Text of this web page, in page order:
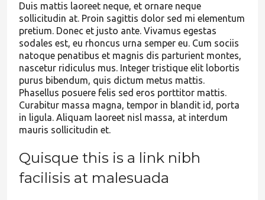
Duis mattis laoreet neque, et ornare neque
sollicitudin at. Proin sagittis dolor sed mi elementum
pretium. Donec et justo ante. Vivamus egestas
sodales est, eu rhoncus urna semper eu. Cum sociis
natoque penatibus et magnis dis parturient montes,
nascetur ridiculus mus. Integer tristique elit lobortis
purus bibendum, quis dictum metus mattis.
Phasellus posuere felis sed eros porttitor mattis.
Curabitur massa magna, tempor in blandit id, porta
in ligula. Aliquam laoreet nisl massa, at interdum
mauris sollicitudin et.
Quisque this is a link nibh
facilisis at malesuada